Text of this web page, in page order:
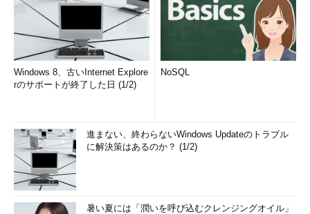
Windows 8、古いInternet Explore
rのサポートが終了した日 (1/2)
NoSQL
進まない、終わらないWindows Updateのトラブル
に解決策はあるのか？ (1/2)
暑い夏には「潤いを呼び込むクレンジングオイル」